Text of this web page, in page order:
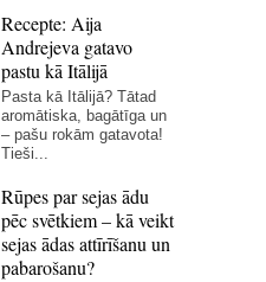
Recepte: Aija
Andrejeva gatavo
pastu kā Itālijā
Pasta kā Itālijā? Tātad
aromātiska, bagātīga un
– pašu rokām gatavota!
Tieši...
Rūpes par sejas ādu
pēc svētkiem – kā veikt
sejas ādas attīrīšanu un
pabarošanu?